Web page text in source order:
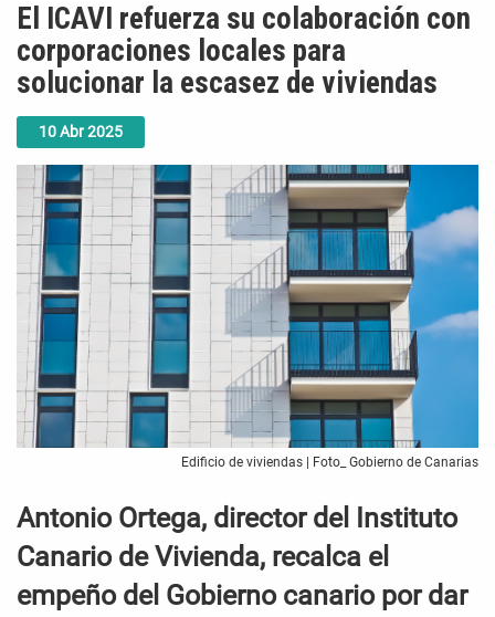
10Abr2025
El ICAVI refuerza su colaboración con
corporaciones locales para
solucionar la escasez de viviendas
Edificio de viviendas | Foto_ Gobierno de Canarias
Antonio Ortega, director del Instituto
Canario de Vivienda, recalca el
empeño del Gobierno canario por dar